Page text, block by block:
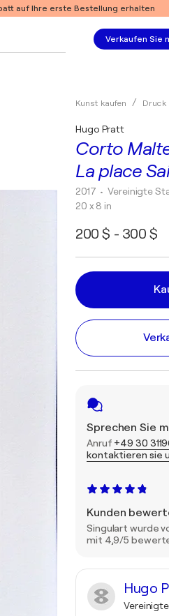
auf Ihre erste Bestellung erhalten
Verkaufen Sie
Kunst kaufen Druck
Corto
La place
Hugo Pratt
2017 • Vereinigte
20 x 8 in
200 $ - 300 $
Sprechen Sie
Anruf +49 30
kontaktieren sie
Kunden
Singulart wurde
mit 4,9/5
Hugo